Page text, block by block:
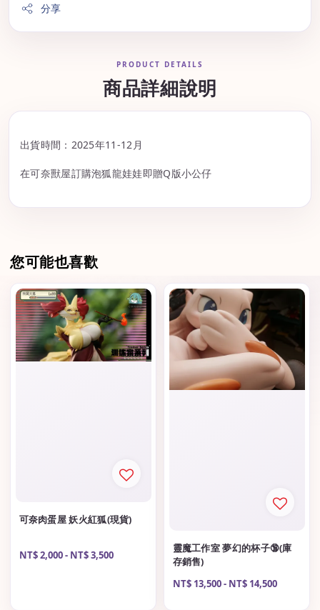
分享
PRODUCT DETAILS
商品詳細說明
出貨時間：2025年11-12月
在可奈獸屋訂購泡狐龍娃娃即贈Q版小公仔
您可能也喜歡
可奈肉蛋屋 妖火紅狐(現貨)
Regular
NT$ 2,000- NT$ 3,500
靈魔工作室 夢幻的杯子🔞(庫
存銷售)
Regular
NT$ 13,500- NT$ 14,500